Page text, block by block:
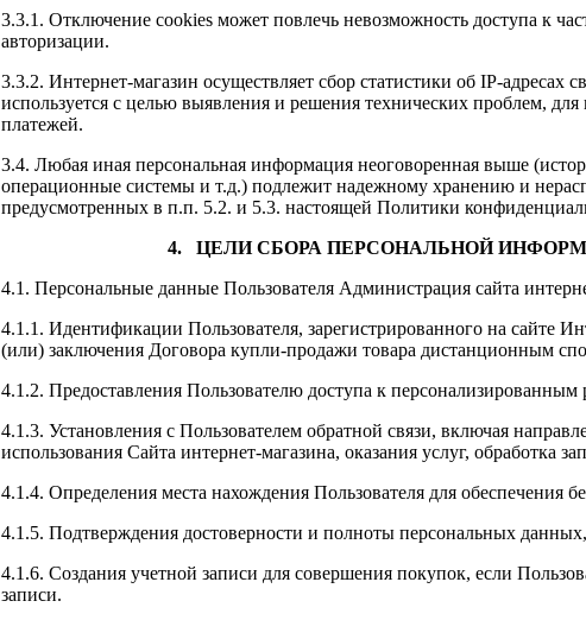
3.3.1. Отключение cookies может повлечь невозможность доступа к
авторизации.
3.3.2. Интернет-магазин осуществляет сбор статистики об IP-адресах
используется с целью выявления и решения технических проблем,
платежей.
3.4. Любая иная персональная информация неоговоренная выше
операционные системы и т.д.) подлежит надежному хранению и
предусмотренных в п.п. 5.2. и 5.3. настоящей Политики
4. ЦЕЛИ СБОРА ПЕРСОНАЛЬНОЙ
4.1. Персональные данные Пользователя Администрация сайта
4.1.1. Идентификации Пользователя, зарегистрированного на сайте
(или) заключения Договора купли-продажи товара дистанционным
4.1.2. Предоставления Пользователю доступа к персонализированным
4.1.3. Установления с Пользователем обратной связи, включая
использования Сайта интернет-магазина, оказания услуг, обработка
4.1.4. Определения места нахождения Пользователя для обеспечения
4.1.5. Подтверждения достоверности и полноты персональных
4.1.6. Создания учетной записи для совершения покупок, если
записи.